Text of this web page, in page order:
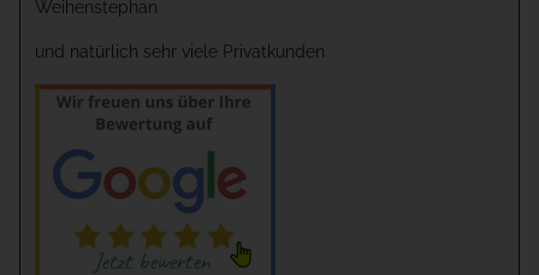
Weihenstephan
und natürlich sehr viele Privatkunden